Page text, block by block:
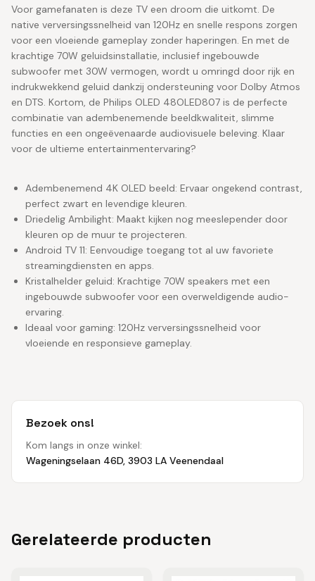
Voor gamefanaten is deze TV een droom die uitkomt. De
native verversingssnelheid van 120Hz en snelle respons zorgen
voor een vloeiende gameplay zonder haperingen. En met de
krachtige 70W geluidsinstallatie, inclusief ingebouwde
subwoofer met 30W vermogen, wordt u omringd door rijk en
indrukwekkend geluid dankzij ondersteuning voor Dolby Atmos
en DTS. Kortom, de Philips OLED 48OLED807 is de perfecte
combinatie van adembenemende beeldkwaliteit, slimme
functies en een ongeëvenaarde audiovisuele beleving. Klaar
voor de ultieme entertainmentervaring?
Adembenemend 4K OLED beeld: Ervaar ongekend contrast,
perfect zwart en levendige kleuren.
Driedelig Ambilight: Maakt kijken nog meeslepender door
kleuren op de muur te projecteren.
Android TV 11: Eenvoudige toegang tot al uw favoriete
streamingdiensten en apps.
Kristalhelder geluid: Krachtige 70W speakers met een
ingebouwde subwoofer voor een overweldigende audio-
ervaring.
Ideaal voor gaming: 120Hz verversingssnelheid voor
vloeiende en responsieve gameplay.
Bezoek ons!
Kom langs in onze winkel:
Wageningselaan 46D, 3903 LA Veenendaal
Gerelateerde producten